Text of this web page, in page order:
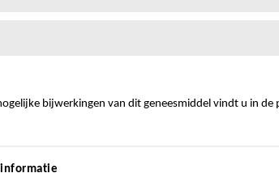
bijwerkingen van dit geneesmiddel vindt u in